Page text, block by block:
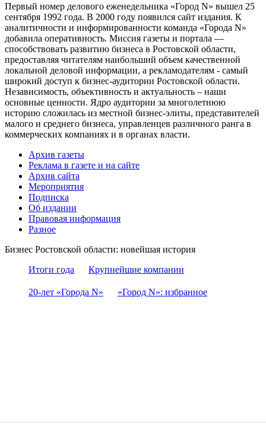
Первый номер делового еженедельника «Город N» вышел 25
сентября 1992 года. В 2000 году появился сайт издания. К
аналитичности и информированности команда «Города N»
добавила оперативность. Миссия газеты и портала —
способствовать развитию бизнеса в Ростовской области,
предоставляя читателям наибольший объем качественной
локальной деловой информации, а рекламодателям - самый
широкий доступ к бизнес-аудитории Ростовской области.
Независимость, объективность и актуальность – наши
основные ценности. Ядро аудитории за многолетнюю
историю сложилась из местной бизнес-элиты, представителей
малого и среднего бизнеса, управленцев различного ранга в
коммерческих компаниях и в органах власти.
Архив газеты
Реклама в газете и на сайте
Архив сайта
Мероприятия
Подписка
Об издании
Правовая информация
Разное
Бизнес Ростовской области: новейшая история
Итоги года
Крупнейшие компании
20-лет «Города N» «Город N»: избранное